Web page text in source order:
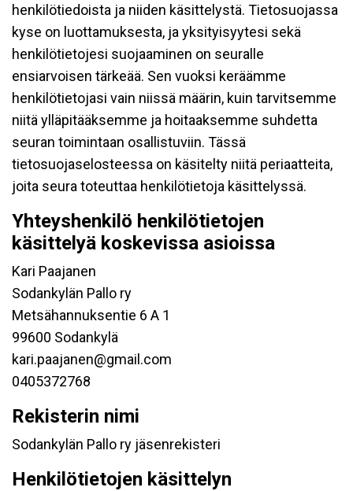
henkilötiedoista ja niiden käsittelystä. Tietosuojassa
kyse on luottamuksesta, ja yksityisyytesi sekä
henkilötietojesi suojaaminen on seuralle
ensiarvoisen tärkeää. Sen vuoksi keräämme
henkilötietojasi vain niissä määrin, kuin tarvitsemme
niitä ylläpitääksemme ja hoitaaksemme suhdetta
seuran toimintaan osallistuviin. Tässä
tietosuojaselosteessa on käsitelty niitä periaatteita,
joita seura toteuttaa henkilötietoja käsittelyssä.
Yhteyshenkilö henkilötietojen
käsittelyä koskevissa asioissa
Kari Paajanen
Sodankylän Pallo ry
Metsähannuksentie 6 A 1
99600 Sodankylä
kari.paajanen@gmail.com
0405372768
Rekisterin nimi
Sodankylän Pallo ry jäsenrekisteri
Henkilötietojen käsittelyn